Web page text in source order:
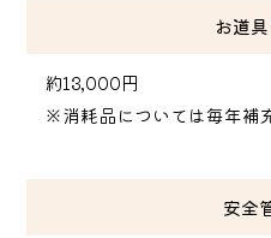
お道
約13,000円
※消耗品については毎年補
安全